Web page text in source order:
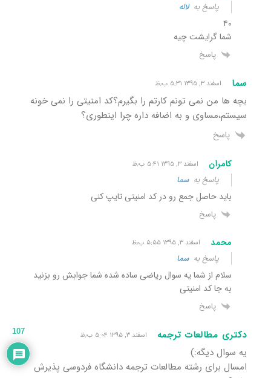
پاسخ بهلاله
۴۰
شما گرایشت چیه
پاسخ
سما اسفند ۳, ۱۳۹۵ ۵:۳۱ ب٫ظ
بچه ها من نمی تونم کارتم را بگیرم؟کد امنیتی را نمی خونه
سیستم،مساوی و به اضافه داره چرا اینطوری؟
پاسخ
کامران اسفند ۳, ۱۳۹۵ ۵:۴۱ ب٫ظ
پاسخ بهسما
باید حاصل جمع رو در کد امنیتی تایپ کنی
پاسخ
محمد اسفند ۳, ۱۳۹۵ ۵:۵۵ ب٫ظ
پاسخ بهسما
سلام از شما یه سوال ریاضی ساده شده شما جوابش رو بزنید
به جا کد امنیتی
پاسخ
دکتری مطالعات ترجمه اسفند ۳, ۱۳۹۵ ۵:۰۴ ب٫ظ
یه سوال دیگه:)
امسال برای رشته مطالعات ترجمه دانشگاه فردوسی پذیرش
107